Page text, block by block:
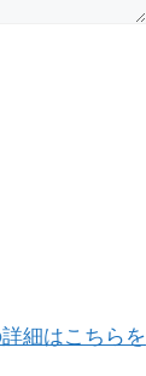
細はこちらを